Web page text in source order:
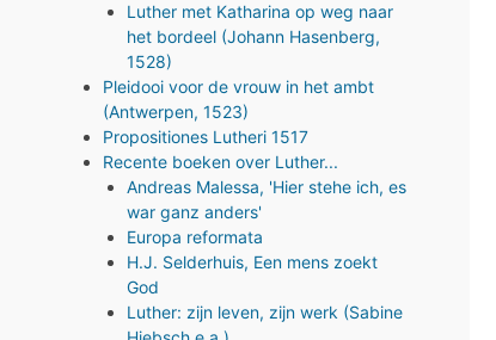
Luther met Katharina op weg naar
het bordeel (Johann Hasenberg,
1528)
Pleidooi voor de vrouw in het ambt
(Antwerpen, 1523)
Propositiones Lutheri 1517
Recente boeken over Luther...
Andreas Malessa, 'Hier stehe ich, es
war ganz anders'
Europa reformata
H.J. Selderhuis, Een mens zoekt
God
Luther: zijn leven, zijn werk (Sabine